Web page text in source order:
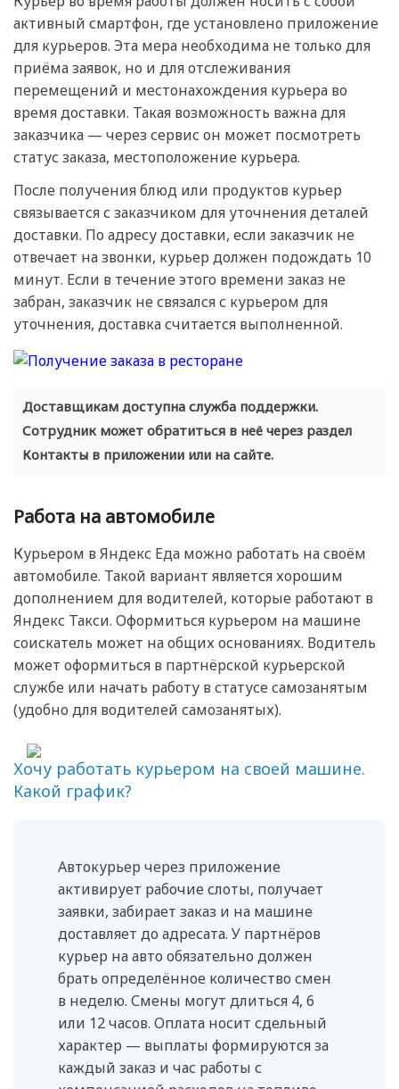
активный смартфон, где установлено приложение
для курьеров. Эта мера необходима не только для
приёма заявок, но и для отслеживания
перемещений и местонахождения курьера во
время доставки. Такая возможность важна для
заказчика — через сервис он может посмотреть
статус заказа, местоположение курьера.
После получения блюд или продуктов курьер
связывается с заказчиком для уточнения деталей
доставки. По адресу доставки, если заказчик не
отвечает на звонки, курьер должен подождать 10
минут. Если в течение этого времени заказ не
забран, заказчик не связался с курьером для
уточнения, доставка считается выполненной.
Доставщикам доступна служба поддержки.
Сотрудник может обратиться в неё через раздел
Контакты в приложении или на сайте.
Работа на автомобиле
Курьером в Яндекс Еда можно работать на своём
автомобиле. Такой вариант является хорошим
дополнением для водителей, которые работают в
Яндекс Такси. Оформиться курьером на машине
соискатель может на общих основаниях. Водитель
может оформиться в партнёрской курьерской
службе или начать работу в статусе самозанятым
(удобно для водителей самозанятых).
Хочу работать курьером на своей машине.
Какой график?
Автокурьер через приложение
активирует рабочие слоты, получает
заявки, забирает заказ и на машине
доставляет до адресата. У партнёров
курьер на авто обязательно должен
брать определённое количество смен
в неделю. Смены могут длиться 4, 6
или 12 часов. Оплата носит сдельный
характер — выплаты формируются за
каждый заказ и час работы с